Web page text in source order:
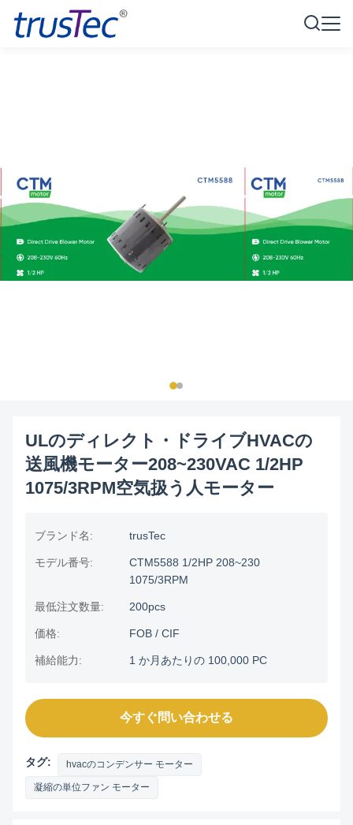
ULのディレクト・ドライブHVACの
送風機モーター208~230VAC 1/2HP
1075/3RPM空気扱う人モーター
ブランド名: trusTec
モデル番号:
CTM5588 1/2HP 208~230
1075/3RPM
最低注文数量: 200pcs
価格: FOB / CIF
補給能力: 1 か月あたりの 100,000 PC
今すぐ問い合わせる
タグ: hvacのコンデンサー モーター
凝縮の単位ファン モーター